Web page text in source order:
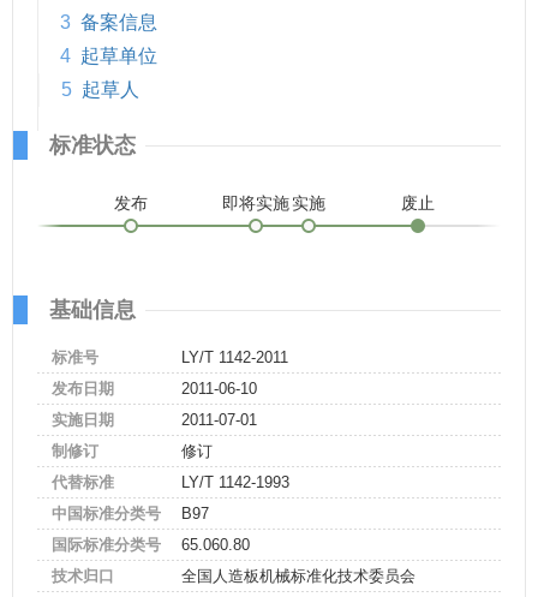
3 备案信息
4 起草单位
5 起草人
标准状态
发布 即将实施实施 废止
基础信息
标准号
LY/T 1142-2011
发布日期
2011-06-10
实施日期
2011-07-01
制修订
修订
代替标准
LY/T 1142-1993
中国标准分类号
B97
国际标准分类号
65.060.80
技术归口
全国人造板机械标准化技术委员会